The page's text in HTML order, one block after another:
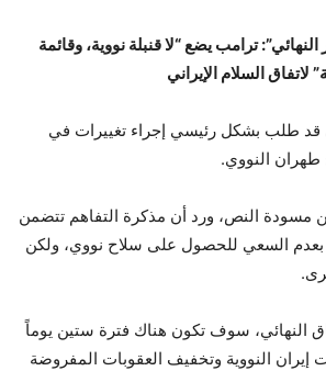
النهائي”: ترامب يضع “لا قنبلة نووية، وقائمة
السلام الإيراني
قد طلب بشكل رئيسي إجراء تغييرات في
طهران النووي.
مسودة النص، ورد أن مذكرة التفاهم تتضمن
بعدم السعي للحصول على سلاح نووي، ولكن
النهائي، سوف تكون هناك فترة ستين يوماً
إيران النووية وتخفيف العقوبات المفروضة